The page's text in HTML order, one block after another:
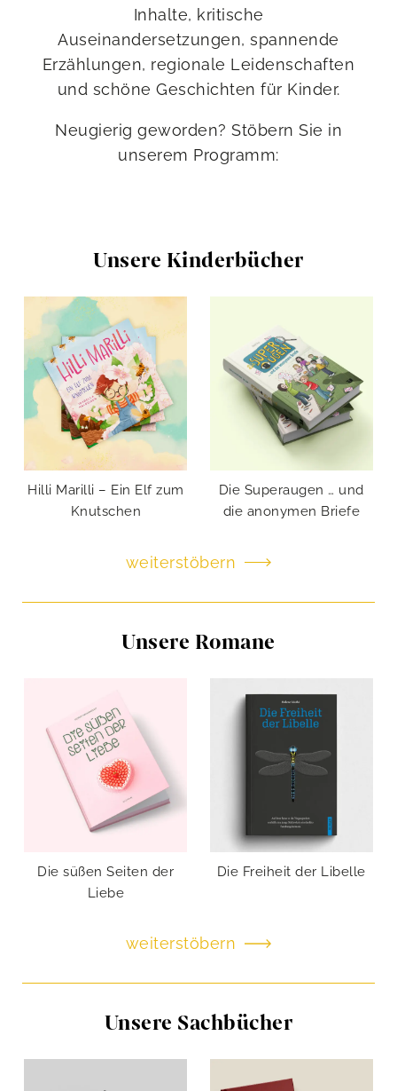
Inhalte, kritische
Auseinandersetzungen, spannende
Erzählungen, regionale Leidenschaften
und schöne Geschichten für Kinder.
Neugierig geworden? Stöbern Sie in
unserem Programm:
Unsere Kinderbücher
Hilli Marilli – Ein Elf zum
Knutschen
Die Superaugen … und
die anonymen Briefe
weiterstöbern
Unsere Romane
Die süßen Seiten der
Liebe
Die Freiheit der Libelle
weiterstöbern
Unsere Sachbücher